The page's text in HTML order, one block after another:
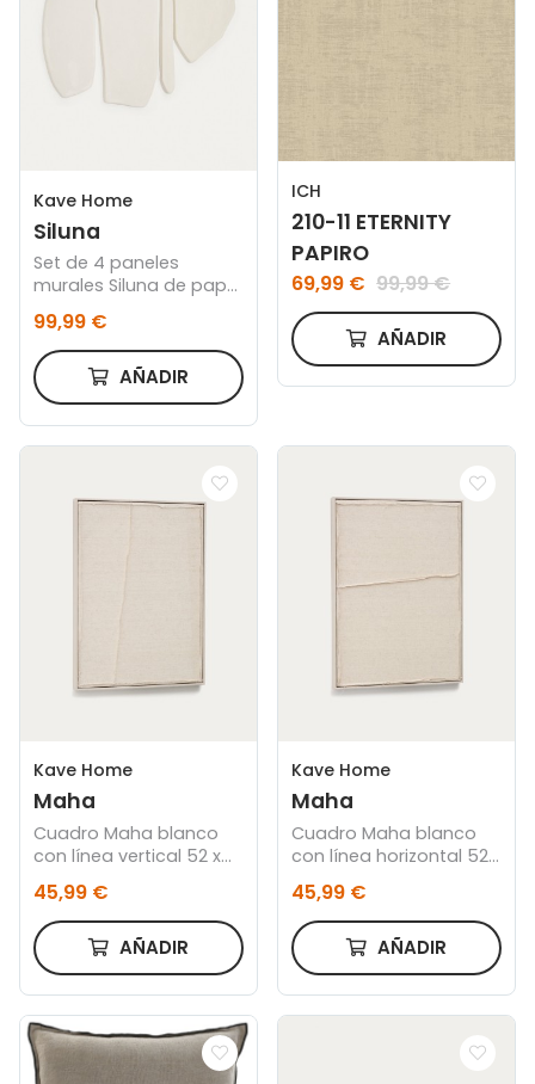
Kave Home
Siluna
Set de 4 paneles
murales Siluna de papel
maché blanco
99,99 €
AÑADIR
ICH
210-11 ETERNITY
PAPIRO
69,99 € 99,99 €
AÑADIR
Kave Home
Maha
Cuadro Maha blanco
con línea vertical 52 x
72 cm
45,99 €
AÑADIR
Kave Home
Maha
Cuadro Maha blanco
con línea horizontal 52
x 72 cm
45,99 €
AÑADIR